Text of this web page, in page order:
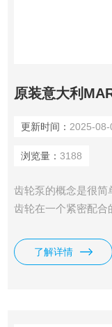
更新时间： 2025-08-
浏览量： 3188
齿轮泵的概念是很简
齿轮在一个紧密配合
轮泵ALP1A-D-9。
了解详情